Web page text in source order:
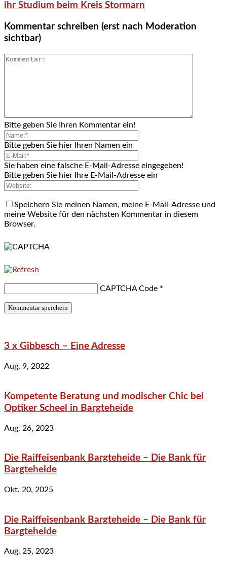
ihr Studium beim Kreis Stormarn
Kommentar schreiben (erst nach Moderation
sichtbar)
Bitte geben Sie Ihren Kommentar ein!
Bitte geben Sie hier Ihren Namen ein
Sie haben eine falsche E-Mail-Adresse eingegeben!
Bitte geben Sie hier Ihre E-Mail-Adresse ein
Speichern Sie meinen Namen, meine E-Mail-Adresse und
meine Website für den nächsten Kommentar in diesem
Browser.
CAPTCHA Code *
3 x Gibbesch – Eine Adresse
Aug. 9, 2022
Kompetente Beratung und modischer Chic bei
Optiker Scheel in Bargteheide
Aug. 26, 2023
Die Raiffeisenbank Bargteheide – Die Bank für
Bargteheide
Okt. 20, 2025
Die Raiffeisenbank Bargteheide – Die Bank für
Bargteheide
Aug. 25, 2023